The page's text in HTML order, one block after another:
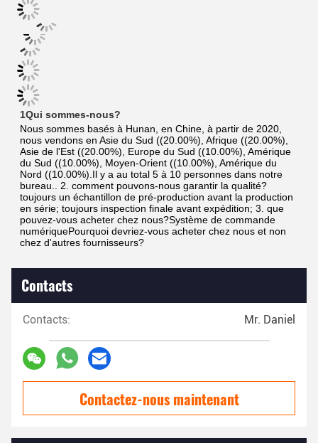
1Qui sommes-nous?
Nous sommes basés à Hunan, en Chine, à partir de 2020,
nous vendons en Asie du Sud ((20.00%), Afrique ((20.00%),
Asie de l'Est ((20.00%), Europe du Sud ((10.00%), Amérique
du Sud ((10.00%), Moyen-Orient ((10.00%), Amérique du
Nord ((10.00%).Il y a au total 5 à 10 personnes dans notre
bureau.. 2. comment pouvons-nous garantir la qualité?
toujours un échantillon de pré-production avant la production
en série; toujours inspection finale avant expédition; 3. que
pouvez-vous acheter chez nous?Système de commande
numériquePourquoi devriez-vous acheter chez nous et non
chez d'autres fournisseurs?
Contacts
Contacts: Mr. Daniel
Contactez-nous maintenant